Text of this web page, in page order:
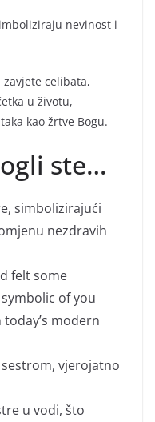
nevinost i
zavjete celibata,
u životu,
kao žrtve Bogu.
ste…
simbolizirajući
nezdravih
felt some
of you
modern
vjerojatno
u vodi, što